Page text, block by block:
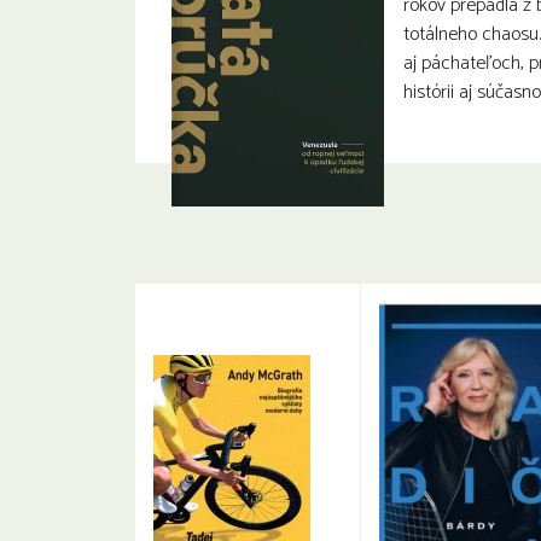
totálneho
aj páchateľoch,
histórii aj